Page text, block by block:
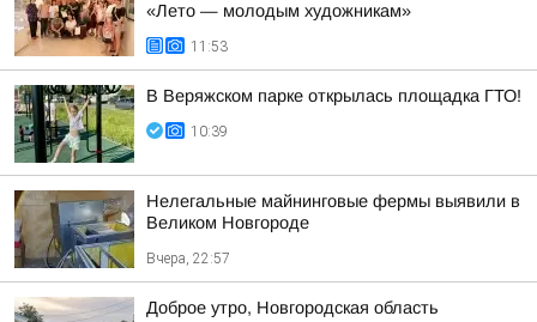
«Лето — молодым художникам»
11:53
В Веряжском парке открылась площадка ГТО!
10:39
Нелегальные майнинговые фермы выявили в
Великом Новгороде
Вчера, 22:57
Доброе утро, Новгородская область